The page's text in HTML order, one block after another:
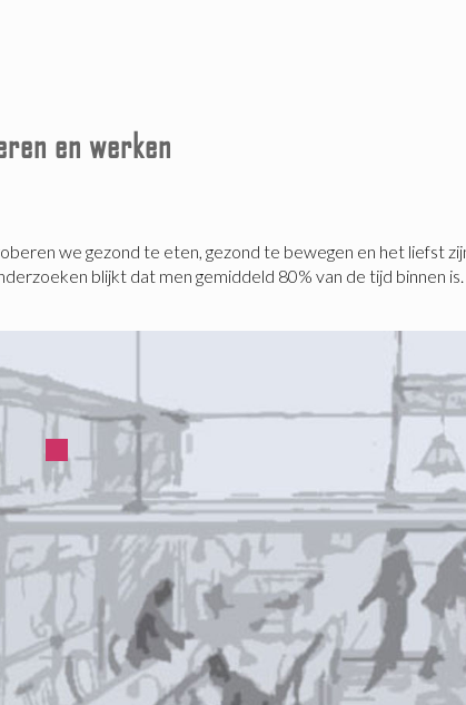
en werken
we gezond te eten, gezond te bewegen en het liefst
blijkt dat men gemiddeld 80% van de tijd binnen